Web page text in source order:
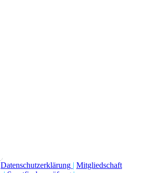
Datenschutzerklärung | Mitgliedschaft